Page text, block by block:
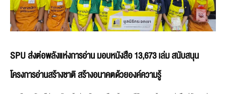
SPU ส่งต่อพลังแห่งการอ่าน มอบหนังสือ 13,673 เล่ม สนับสนุน
โครงการอ่านสร้างชาติ สร้างอนาคตด้วยองค์ความรู้